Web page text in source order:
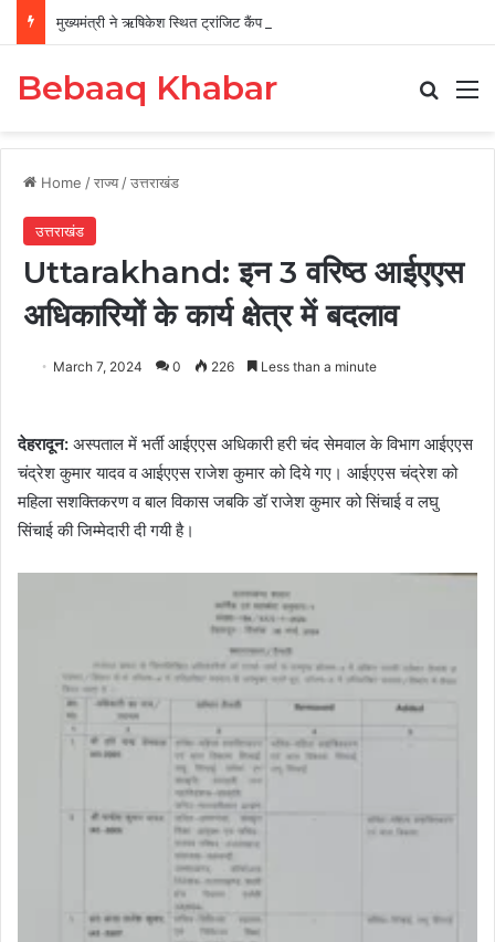
मुख्यमंत्री ने ऋषिकेश स्थित ट्रांजिट कैंप का किया औचक निरीक्षण
Bebaaq Khabar
Home /राज्य /उत्तराखंड
उत्तराखंड
Uttarakhand: इन 3 वरिष्ठ आईएएस
अधिकारियों के कार्य क्षेत्र में बदलाव
March 7, 2024 0 226 Less than a minute
देहरादून: अस्पताल में भर्ती आईएएस अधिकारी हरी चंद सेमवाल के विभाग आईएएस
चंद्रेश कुमार यादव व आईएएस राजेश कुमार को दिये गए। आईएएस चंद्रेश को
महिला सशक्तिकरण व बाल विकास जबकि डॉ राजेश कुमार को सिंचाई व लघु
सिंचाई की जिम्मेदारी दी गयी है।